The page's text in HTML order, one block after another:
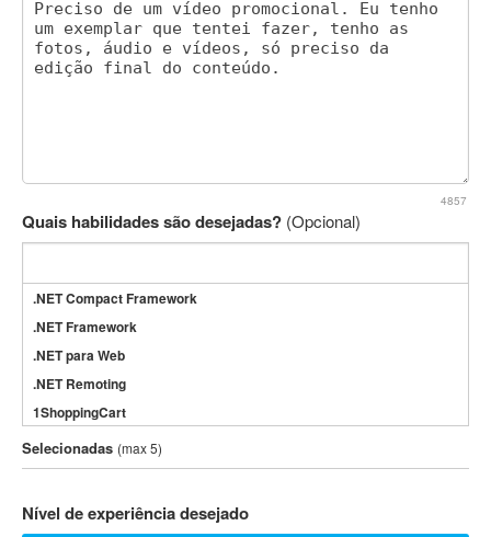
4857
Quais habilidades são desejadas? (Opcional)
.NET Compact Framework
.NET Framework
.NET para Web
.NET Remoting
1ShoppingCart
3DS Max
3GSM
802.11
Selecionadas (max 5)
Nível de experiência desejado